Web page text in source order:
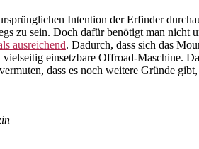
Intention der Erfinder
zu sein. Doch dafür benötigt man nicht
ausreichend. Dadurch, dass sich das
einsetzbare Offroad-Maschine.
dass es noch weitere Gründe